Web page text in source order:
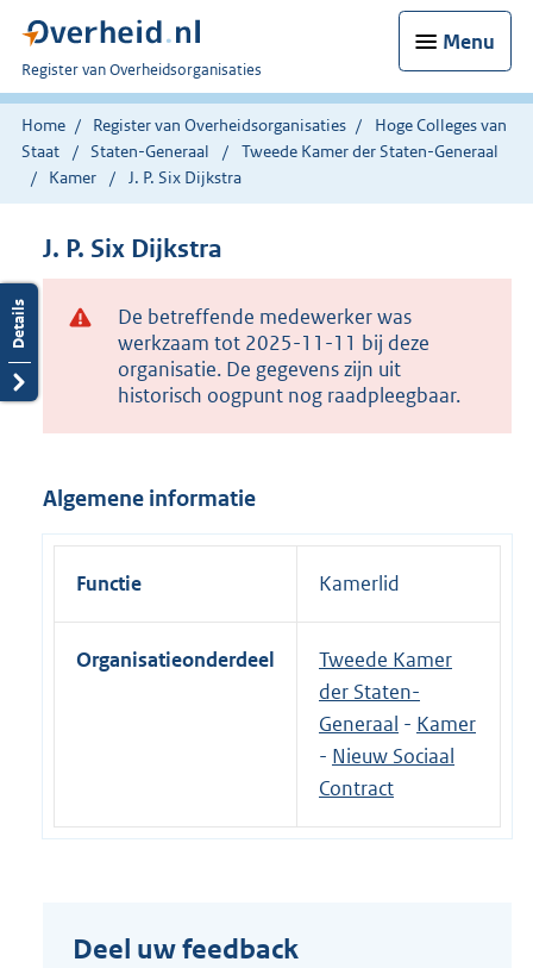
Menu
U
bent
nu
hier:
Register van Overheidsorganisaties
Home Register van Overheidsorganisaties
Hoge Colleges van
Staat
Staten-Generaal
Tweede Kamer der Staten-Generaal
Kamer
J. P. Six Dijkstra
J. P. Six Dijkstra
De betreffende medewerker was
werkzaam tot 2025-11-11 bij deze
organisatie. De gegevens zijn uit
historisch oogpunt nog raadpleegbaar.
Algemene informatie
Functie Kamerlid
Organisatieonderdeel
Tweede Kamer
der Staten-
Generaal - Kamer
- Nieuw Sociaal
Contract
Deel uw feedback